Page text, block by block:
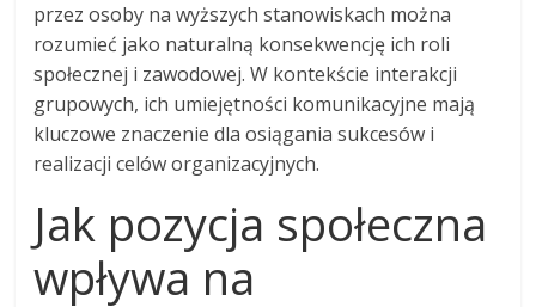
przez osoby na wyższych stanowiskach można
rozumieć jako naturalną konsekwencję ich roli
społecznej i zawodowej. W kontekście interakcji
grupowych, ich umiejętności komunikacyjne mają
kluczowe znaczenie dla osiągania sukcesów i
realizacji celów organizacyjnych.
Jak pozycja społeczna
wpływa na